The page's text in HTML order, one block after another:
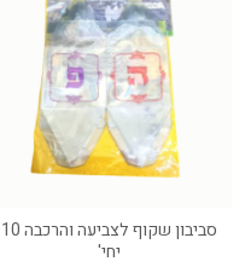
סביבון שקוף לצביעה והרכבה 10
יחי'